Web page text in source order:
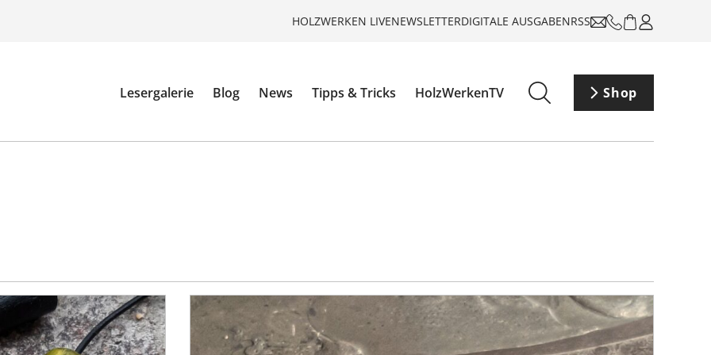
HOLZWERKEN LIVENEWSLETTERDIGITALE AUSGABENRSS
Lesergalerie Blog News Tipps & Tricks HolzWerkenTV Shop